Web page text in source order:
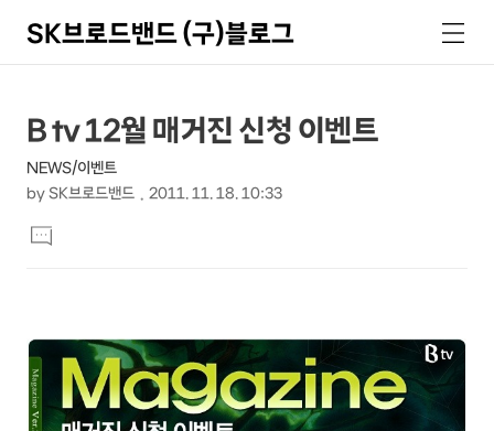
SK브로드밴드 (구)블로그
색
메
뉴
상
세
컨
텐
본
문
제
목
B tv 12월 매거진 신청 이벤트
NEWS/이벤트
by SK브로드밴드 2011. 11. 18. 10:33
문
댓
글